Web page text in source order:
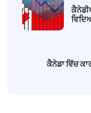
ਕੈਨੇਡਾ ਵਿੱਚ